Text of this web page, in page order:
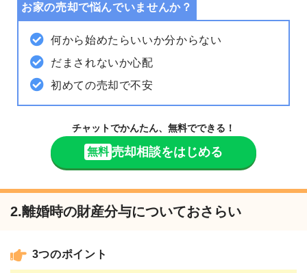
お家の売却で悩んでいませんか？
何から始めたらいいか分からない
だまされないか心配
初めての売却で不安
チャットでかんたん、無料でできる！
無料 売却相談をはじめる
2.離婚時の財産分与についておさらい
3つのポイント